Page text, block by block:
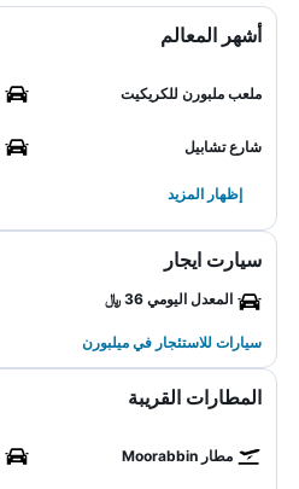
أشهر المعالم
ملعب ملبورن للكريكيت
شارع تشابيل
إظهار المزيد
سيارت ايجار
المعدل اليومي 36 ﷼
سيارات للاستئجار في ميلبورن
المطارات القريبة
مطار Moorabbin